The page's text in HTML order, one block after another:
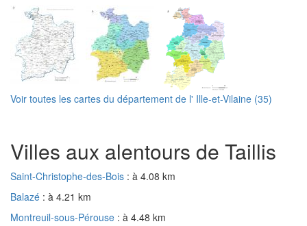
Voir toutes les cartes du département de l' Ille-et-Vilaine (35)
Villes aux alentours de Taillis
Saint-Christophe-des-Bois : à 4.08 km
Balazé : à 4.21 km
Montreuil-sous-Pérouse : à 4.48 km